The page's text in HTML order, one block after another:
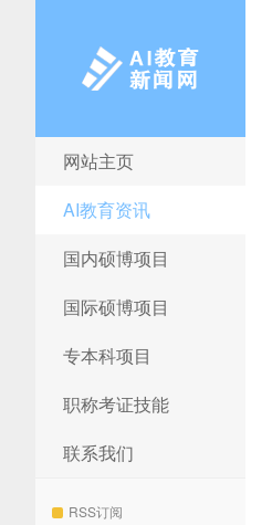
AI教育新闻网
网站主页
AI教育资讯
国内硕博项目
国际硕博项目
专本科项目
职称考证技能
联系我们
RSS订阅